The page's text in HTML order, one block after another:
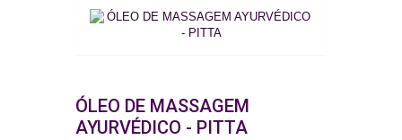
ÓLEO DE MASSAGEM
AYURVÉDICO - PITTA